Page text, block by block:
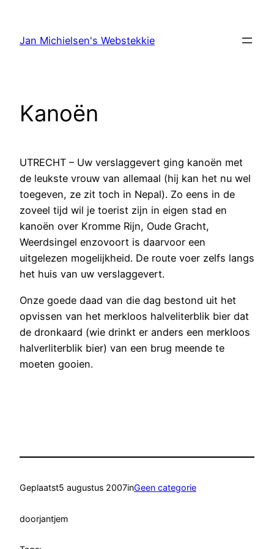
Jan Michielsen's Webstekkie
Kanoën
UTRECHT – Uw verslaggevert ging kanoën met
de leukste vrouw van allemaal (hij kan het nu wel
toegeven, ze zit toch in Nepal). Zo eens in de
zoveel tijd wil je toerist zijn in eigen stad en
kanoën over Kromme Rijn, Oude Gracht,
Weerdsingel enzovoort is daarvoor een
uitgelezen mogelijkheid. De route voer zelfs langs
het huis van uw verslaggevert.
Onze goede daad van die dag bestond uit het
opvissen van het merkloos halveliterblik bier dat
de dronkaard (wie drinkt er anders een merkloos
halverliterblik bier) van een brug meende te
moeten gooien.
Geplaatst5 augustus 2007inGeen categorie
doorjantjem